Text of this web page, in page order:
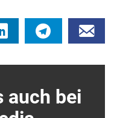
auch bei